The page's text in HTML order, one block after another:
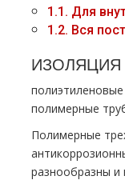
1.1. Для
1.2. Вся
полимерные
Полимерные
разнообразны и